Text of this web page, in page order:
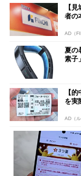
【
者の
AD（
夏の
素子
【
を実
AD（ル